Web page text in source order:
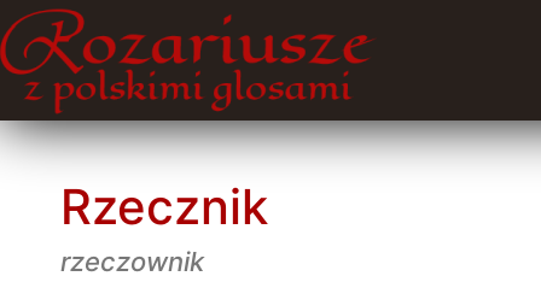
Rzecznik
rzeczownik